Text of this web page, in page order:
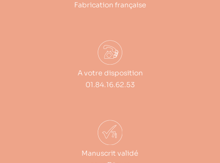
Fabrication française
A votre disposition
01.84.16.62.53
Manuscrit validé